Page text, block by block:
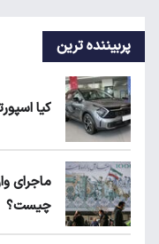
پربیننده ترین
کیا اسپورتیج ۲۰۲۵ در ایران
چیست؟